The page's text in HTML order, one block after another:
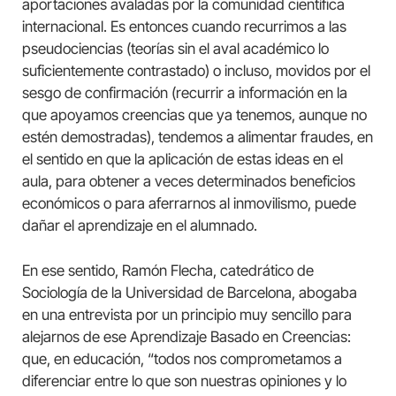
aportaciones avaladas por la comunidad científica
internacional. Es entonces cuando recurrimos a las
pseudociencias (teorías sin el aval académico lo
suficientemente contrastado) o incluso, movidos por el
sesgo de confirmación (recurrir a información en la
que apoyamos creencias que ya tenemos, aunque no
estén demostradas), tendemos a alimentar fraudes, en
el sentido en que la aplicación de estas ideas en el
aula, para obtener a veces determinados beneficios
económicos o para aferrarnos al inmovilismo, puede
dañar el aprendizaje en el alumnado.
En ese sentido, Ramón Flecha, catedrático de
Sociología de la Universidad de Barcelona, abogaba
en una entrevista por un principio muy sencillo para
alejarnos de ese Aprendizaje Basado en Creencias:
que, en educación, “todos nos comprometamos a
diferenciar entre lo que son nuestras opiniones y lo